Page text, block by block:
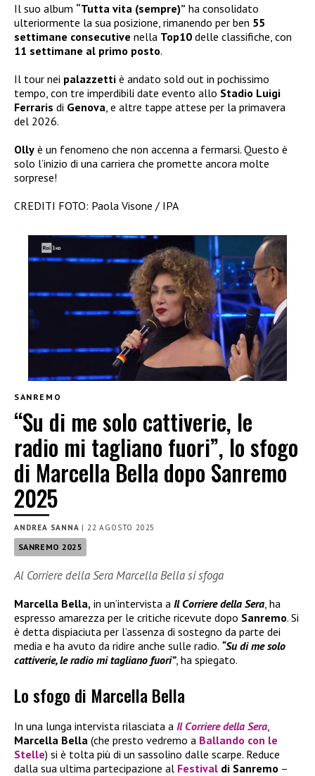
Il suo album “Tutta vita (sempre)” ha consolidato
ulteriormente la sua posizione, rimanendo per ben 55
settimane consecutive nella Top10 delle classifiche, con
11 settimane al primo posto.
Il tour nei palazzetti è andato sold out in pochissimo
tempo, con tre imperdibili date evento allo Stadio Luigi
Ferraris di Genova , e altre tappe attese per la primavera
del 2026.
Olly è un fenomeno che non accenna a fermarsi. Questo è
solo l’inizio di una carriera che promette ancora molte
sorprese!
CREDITI FOTO: Paola Visone / IPA
SANREMO
“Su di me solo cattiverie, le
radio mi tagliano fuori”, lo sfogo
di Marcella Bella dopo Sanremo
2025
ANDREA SANNA |22 AGOSTO 2025
SANREMO 2025
Al Corriere della Sera Marcella Bella si sfoga
Marcella Bella, in un’intervista a Il Corriere della Sera , ha
espresso amarezza per le critiche ricevute dopo Sanremo. Si
è detta dispiaciuta per l’assenza di sostegno da parte dei
media e ha avuto da ridire anche sulle radio. “Su di me solo
cattiverie, le radio mi tagliano fuori”, ha spiegato.
Lo sfogo di Marcella Bella
In una lunga intervista rilasciata a Il Corriere della Sera,
Marcella Bella (che presto vedremo a Ballando con le
Stelle) si è tolta più di un sassolino dalle scarpe. Reduce
dalla sua ultima partecipazione al Festival di Sanremo –